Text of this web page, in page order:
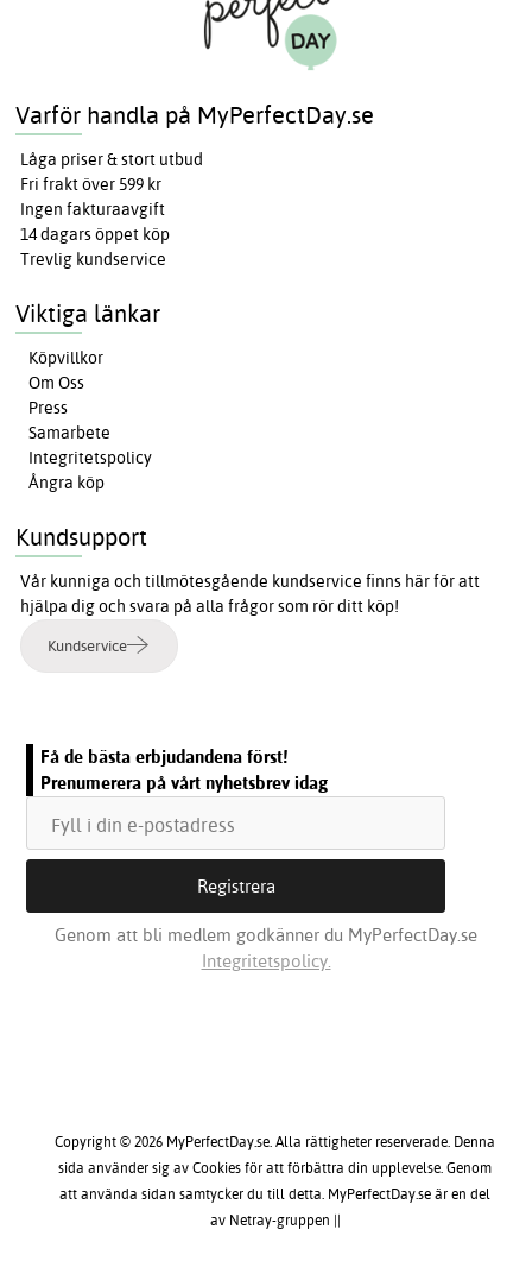
Varför handla på MyPerfectDay.se
Låga priser & stort utbud
Fri frakt över 599 kr
Ingen fakturaavgift
14 dagars öppet köp
Trevlig kundservice
Viktiga länkar
Köpvillkor
Om Oss
Press
Samarbete
Integritetspolicy
Ångra köp
Kundsupport
Vår kunniga och tillmötesgående kundservice finns här för att
hjälpa dig och svara på alla frågor som rör ditt köp!
Kundservice
Få de bästa erbjudandena först!
Prenumerera på vårt nyhetsbrev idag
Genom att bli medlem godkänner du MyPerfectDay.se
Integritetspolicy.
Copyright © 2026 MyPerfectDay.se. Alla rättigheter reserverade. Denna
sida använder sig av Cookies för att förbättra din upplevelse. Genom
att använda sidan samtycker du till detta. MyPerfectDay.se är en del
av Netray-gruppen ||